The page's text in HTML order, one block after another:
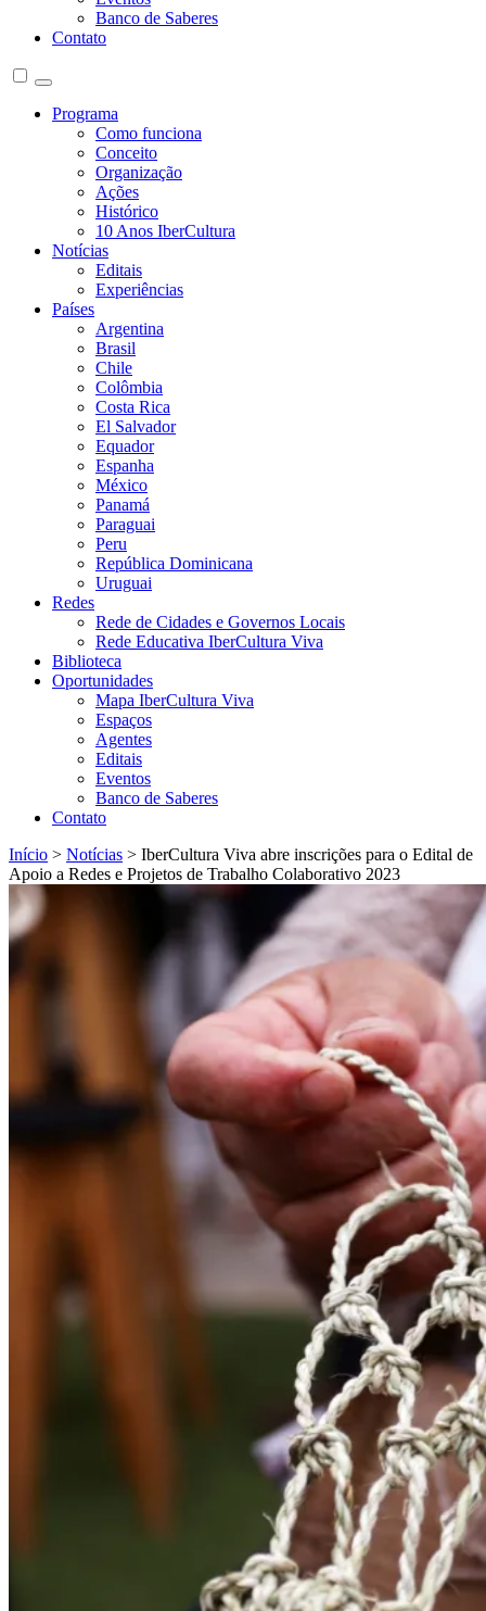
Banco de Saberes
Contato
Programa
Como funciona
Conceito
Organização
Ações
Histórico
10 Anos IberCultura
Notícias
Editais
Experiências
Países
Argentina
Brasil
Chile
Colômbia
Costa Rica
El Salvador
Equador
Espanha
México
Panamá
Paraguai
Peru
República Dominicana
Uruguai
Redes
Rede de Cidades e Governos Locais
Rede Educativa IberCultura Viva
Biblioteca
Oportunidades
Mapa IberCultura Viva
Espaços
Agentes
Editais
Eventos
Banco de Saberes
Contato
Início > Notícias > IberCultura Viva abre inscrições para o Edital de
Apoio a Redes e Projetos de Trabalho Colaborativo 2023